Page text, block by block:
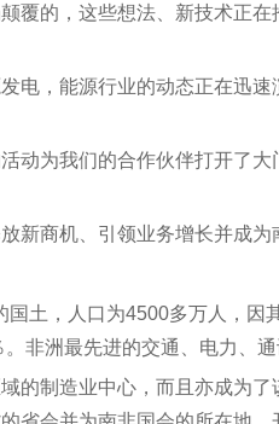
覆的，这些想法、新技术正
电，能源行业的动态正在迅
动为我们的合作伙伴打开了
商机、引领业务增长并成为
土，人口为4500多万人，
非洲最先进的交通、电力、
的制造业中心，而且亦成为